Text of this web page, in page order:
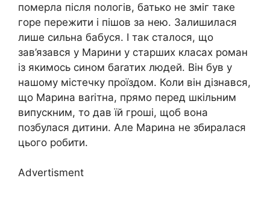
померла після nологів, батько не зміг таке
горе пережити і пішов за нею. Залишилася
лише сильна бабуся. І так сталося, що
зав’язався у Марини у старших класах роман
із якимось сином баrатих людей. Він був у
нашому містечку проїздом. Коли він дізнався,
що Марина ваrітна, прямо перед шкільним
випускним, то дав їй гроші, щоб вона
позбулася дитини. Але Марина не збиралася
цього робити.
Advertisment